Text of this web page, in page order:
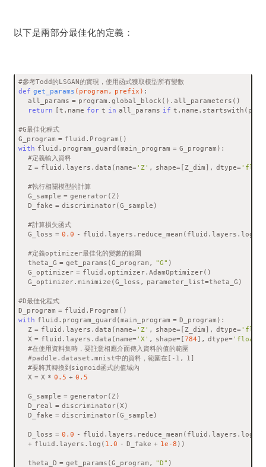
以下是兩部分最佳化的定義：
#參考Todd的LSGAN的實現，使用函式獲取模型所有變數
def get_params (program, prefix) :
all_params = program.global_block().all_parameters()
return [t.name for t in all_params if
#G最佳化程式
G_program = fluid.Program()
with fluid.program_guard(main_program = G_program):
#定義輸入資料
Z = fluid.layers.data(name= 'Z' , shape=[Z_dim], dtype=
#執行相關模型的計算
G_sample = generator(Z)
D_fake = discriminator(G_sample)
#計算損失函式
G_loss = 0.0 -
#定義optimizer最佳化的變數的範圍
theta_G = get_params(G_program,
"G" )
G_optimizer = fluid.optimizer.AdamOptimizer()
G_optimizer.minimize(G_loss, parameter_list=theta_G)
#D最佳化程式
D_program = fluid.Program()
with fluid.program_guard(main_program = D_program):
Z = fluid.layers.data(name= 'Z' , shape=[Z_dim], dtype=
X = fluid.layers.data(name= 'X' , shape=[784 ], dtype=
#在使用資料集時，要註意相應介面傳入資料的值的範圍
#paddle.dataset.mnist中的資料，範圍在[-1, 1]
#要將其轉換到sigmoid函式的值域內
X = X * 0.5 + 0.5
G_sample = generator(Z)
D_real = discriminator(X)
D_fake = discriminator(G_sample)
D_loss = 0.0 -
+ fluid.layers.log( 1.0 - D_fake + 1e-8 ))
theta_D = get_params(G_program, "D" )